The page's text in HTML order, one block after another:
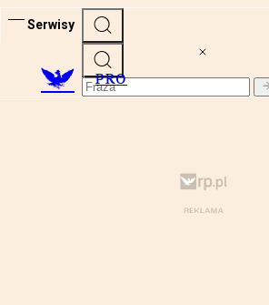
Serwisy
PRO